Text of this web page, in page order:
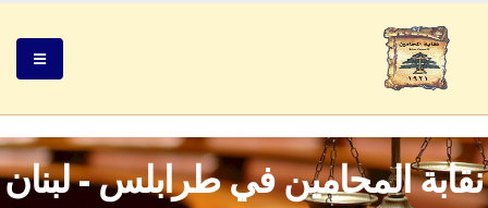
نقابة المحامين في طرابلس - لبنان